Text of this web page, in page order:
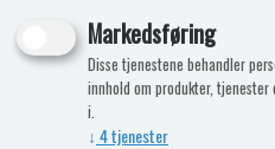
Markedsføring
Disse tjenestene behandler
innhold om produkter,
i.
↓ 4tjenester